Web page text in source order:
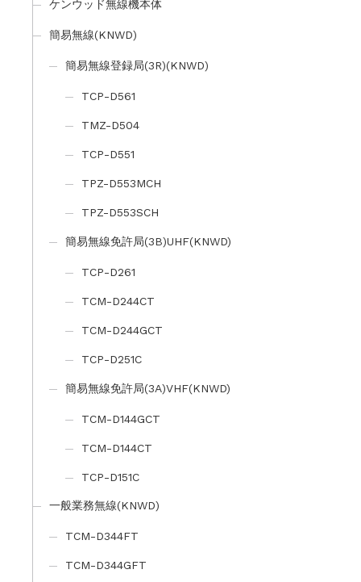
ケンウッド無線機本体
簡易無線(KNWD)
簡易無線登録局(3R)(KNWD)
TCP-D561
TMZ-D504
TCP-D551
TPZ-D553MCH
TPZ-D553SCH
簡易無線免許局(3B)UHF(KNWD)
TCP-D261
TCM-D244CT
TCM-D244GCT
TCP-D251C
簡易無線免許局(3A)VHF(KNWD)
TCM-D144GCT
TCM-D144CT
TCP-D151C
一般業務無線(KNWD)
TCM-D344FT
TCM-D344GFT